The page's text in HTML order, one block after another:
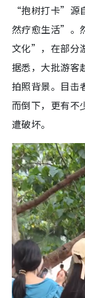
“抱树打卡”源
然疗愈生活”。
文化”，在部分
据悉，大批游客
拍照背景。目击
而倒下，更有不
遭破坏。